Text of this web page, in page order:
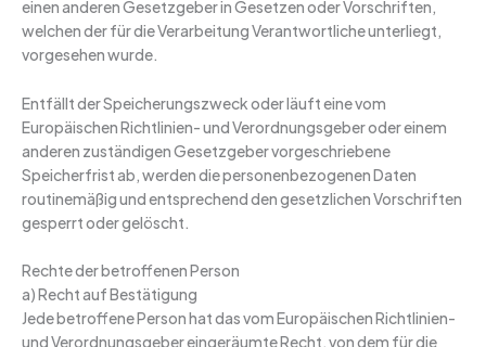
einen anderen Gesetzgeber in Gesetzen oder Vorschriften,
welchen der für die Verarbeitung Verantwortliche unterliegt,
vorgesehen wurde.
Entfällt der Speicherungszweck oder läuft eine vom
Europäischen Richtlinien- und Verordnungsgeber oder einem
anderen zuständigen Gesetzgeber vorgeschriebene
Speicherfrist ab, werden die personenbezogenen Daten
routinemäßig und entsprechend den gesetzlichen Vorschriften
gesperrt oder gelöscht.
Rechte der betroffenen Person
a) Recht auf Bestätigung
Jede betroffene Person hat das vom Europäischen Richtlinien-
und Verordnungsgeber eingeräumte Recht, von dem für die